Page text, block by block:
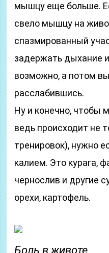
мышцу еще больше.
свело мышцу на
спазмированный
задержать дыхание
возможно, а потом
расслабившись.
Ну и конечно, чтобы
ведь происходит не
тренировок), нужно
калием. Это курага,
чернослив и другие
орехи, картофель.
Боль в животе